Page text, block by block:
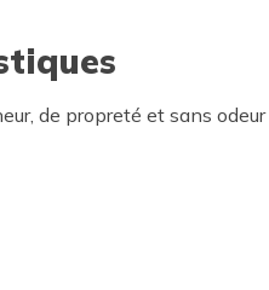
de propreté et sans odeur